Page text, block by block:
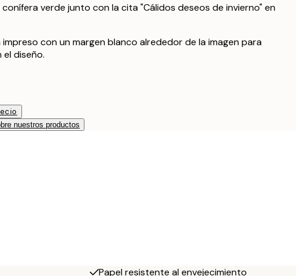
verde junto con la cita "Cálidos deseos de invierno" en
con un margen blanco alrededor de la imagen para
el diseño.
nuestros productos
Papel resistente al envejecimiento